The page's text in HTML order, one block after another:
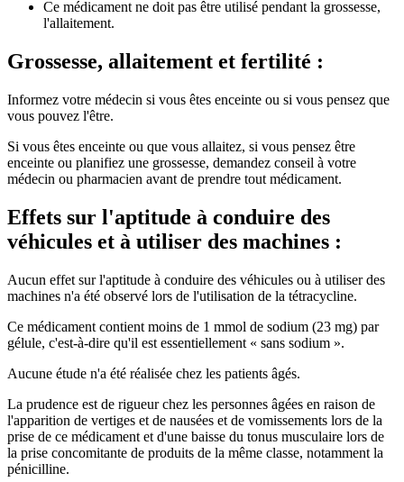
Ce médicament ne doit pas être utilisé pendant la grossesse,
l'allaitement.
Grossesse, allaitement et fertilité :
Informez votre médecin si vous êtes enceinte ou si vous pensez que
vous pouvez l'être.
Si vous êtes enceinte ou que vous allaitez, si vous pensez être
enceinte ou planifiez une grossesse, demandez conseil à votre
médecin ou pharmacien avant de prendre tout médicament.
Effets sur l'aptitude à conduire des
véhicules et à utiliser des machines :
Aucun effet sur l'aptitude à conduire des véhicules ou à utiliser des
machines n'a été observé lors de l'utilisation de la tétracycline.
Ce médicament contient moins de 1 mmol de sodium (23 mg) par
gélule, c'est-à-dire qu'il est essentiellement « sans sodium ».
Aucune étude n'a été réalisée chez les patients âgés.
La prudence est de rigueur chez les personnes âgées en raison de
l'apparition de vertiges et de nausées et de vomissements lors de la
prise de ce médicament et d'une baisse du tonus musculaire lors de
la prise concomitante de produits de la même classe, notamment la
pénicilline.